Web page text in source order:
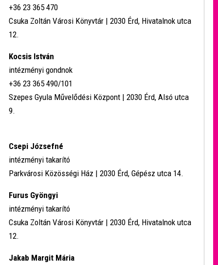
+36 23 365 470
Csuka Zoltán Városi Könyvtár | 2030 Érd, Hivatalnok utca
12.
Kocsis István
intézményi gondnok
+36 23 365 490/101
Szepes Gyula Művelődési Központ | 2030 Érd, Alsó utca
9.
Csepi Józsefné
intézményi takarító
Parkvárosi Közösségi Ház | 2030 Érd, Gépész utca 14.
Furus Gyöngyi
intézményi takarító
Csuka Zoltán Városi Könyvtár | 2030 Érd, Hivatalnok utca
12.
Jakab Margit Mária